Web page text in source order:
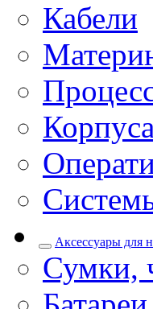
Кабели
Аксессуары для
Сумки,